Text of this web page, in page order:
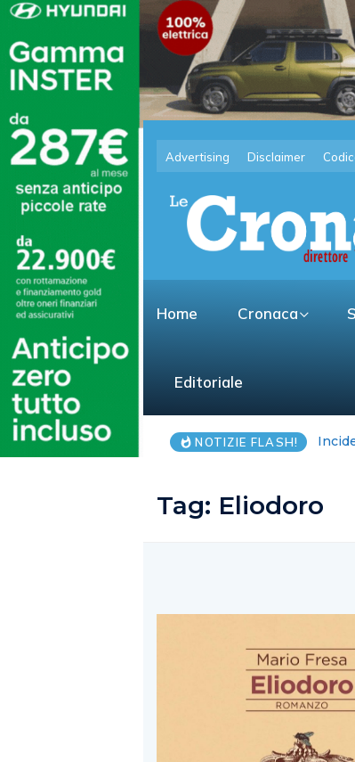
Advertising Disclaimer
Home Cronaca
Editoriale
NOTIZIE FLASH!
Tag: Eliodoro